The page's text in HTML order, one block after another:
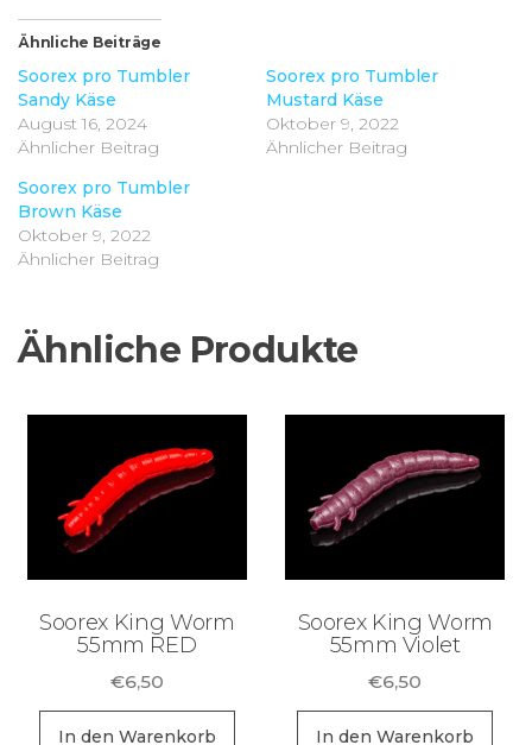
Ähnliche Beiträge
Soorex pro Tumbler
Sandy Käse
August 16, 2024
Ähnlicher Beitrag
Soorex pro Tumbler
Mustard Käse
Oktober 9, 2022
Ähnlicher Beitrag
Soorex pro Tumbler
Brown Käse
Oktober 9, 2022
Ähnlicher Beitrag
Ähnliche Produkte
Soorex King Worm
55mm RED
€6,50
In den Warenkorb
Soorex King Worm
55mm Violet
€6,50
In den Warenkorb